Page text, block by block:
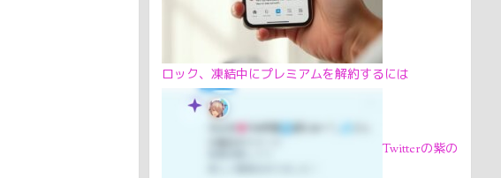
ロック、凍結中にプレミアムを解約するには
Twitterの紫の